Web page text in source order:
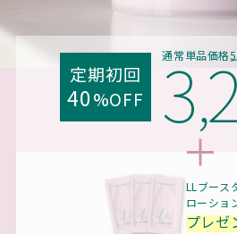
定期初回
40%OFF
通常単品価格
3,
LLブース
ローショ
プレゼ